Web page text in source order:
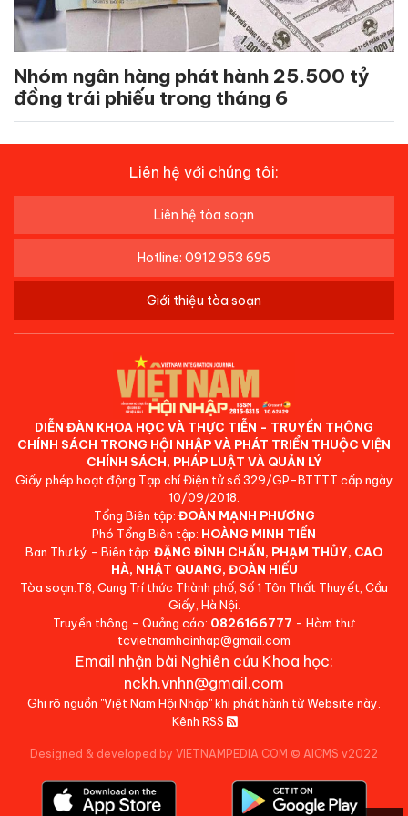
Nhóm ngân hàng phát hành 25.500 tỷ
đồng trái phiếu trong tháng 6
Liên hệ với chúng tôi:
Liên hệ tòa soạn
Hotline: 0912 953 695
Giới thiệu tòa soạn
DIỄN ĐÀN KHOA HỌC VÀ THỰC TIỄN - TRUYỀN THÔNG
CHÍNH SÁCH TRONG HỘI NHẬP VÀ PHÁT TRIỂN THUỘC VIỆN
CHÍNH SÁCH, PHÁP LUẬT VÀ QUẢN LÝ
Giấy phép hoạt động Tạp chí Điện tử số 329/GP-BTTTT cấp ngày
10/09/2018.
Tổng Biên tập: ĐOÀN MẠNH PHƯƠNG
Phó Tổng Biên tập: HOÀNG MINH TIẾN
Ban Thư ký - Biên tập: ĐẶNG ĐÌNH CHẤN, PHẠM THỦY, CAO
HÀ, NHẬT QUANG, ĐOÀN HIẾU
Tòa soạn:T8, Cung Trí thức Thành phố, Số 1 Tôn Thất Thuyết, Cầu
Giấy, Hà Nội.
Truyền thông - Quảng cáo: 0826166777 - Hòm thư:
tcvietnamhoinhap@gmail.com
Email nhận bài Nghiên cứu Khoa học:
nckh.vnhn@gmail.com
Ghi rõ nguồn "Việt Nam Hội Nhập" khi phát hành từ Website này.
Kênh RSS
Designed & developed by VIETNAMPEDIA.COM © AICMS v2022